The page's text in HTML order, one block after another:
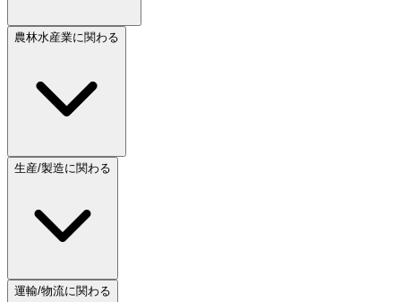
農林水産業に関わる
生産/製造に関わる
運輸/物流に関わる